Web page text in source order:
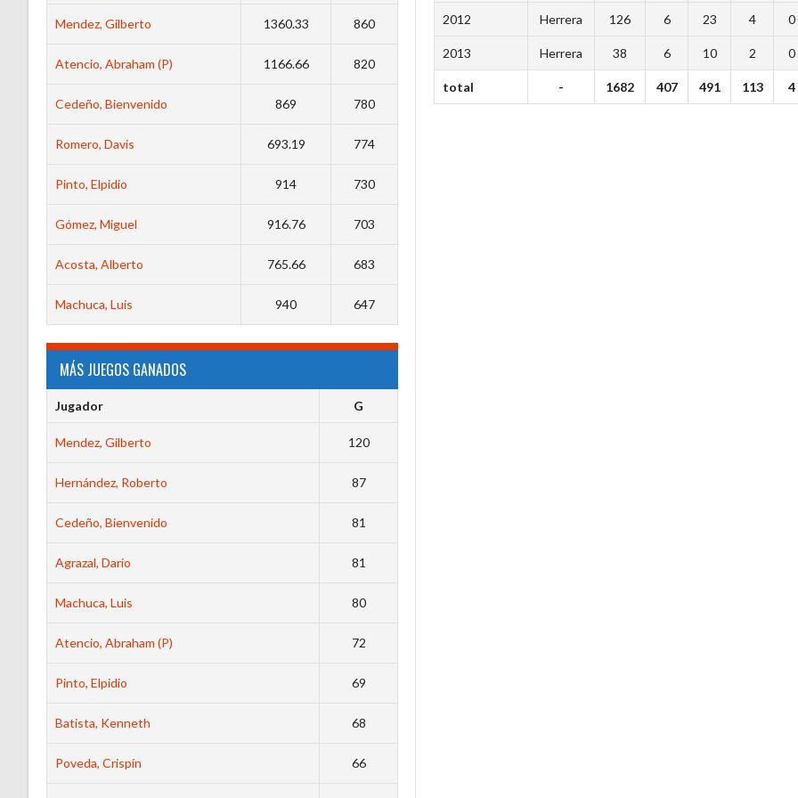
2012 Herrera 126 6 23 4 0
2013 Herrera 38 6 10 2 0
total - 1682 407 491 113 4
Mendez, Gilberto 1360.33 860
Atencio, Abraham (P) 1166.66 820
Cedeño, Bienvenido 869 780
Romero, Davis 693.19 774
Pinto, Elpidio 914 730
Gómez, Miguel 916.76 703
Acosta, Alberto 765.66 683
Machuca, Luis 940 647
MÁS JUEGOS GANADOS
Jugador G
Mendez, Gilberto 120
Hernández, Roberto 87
Cedeño, Bienvenido 81
Agrazal, Dario 81
Machuca, Luis 80
Atencio, Abraham (P) 72
Pinto, Elpidio 69
Batista, Kenneth 68
Poveda, Crispín 66